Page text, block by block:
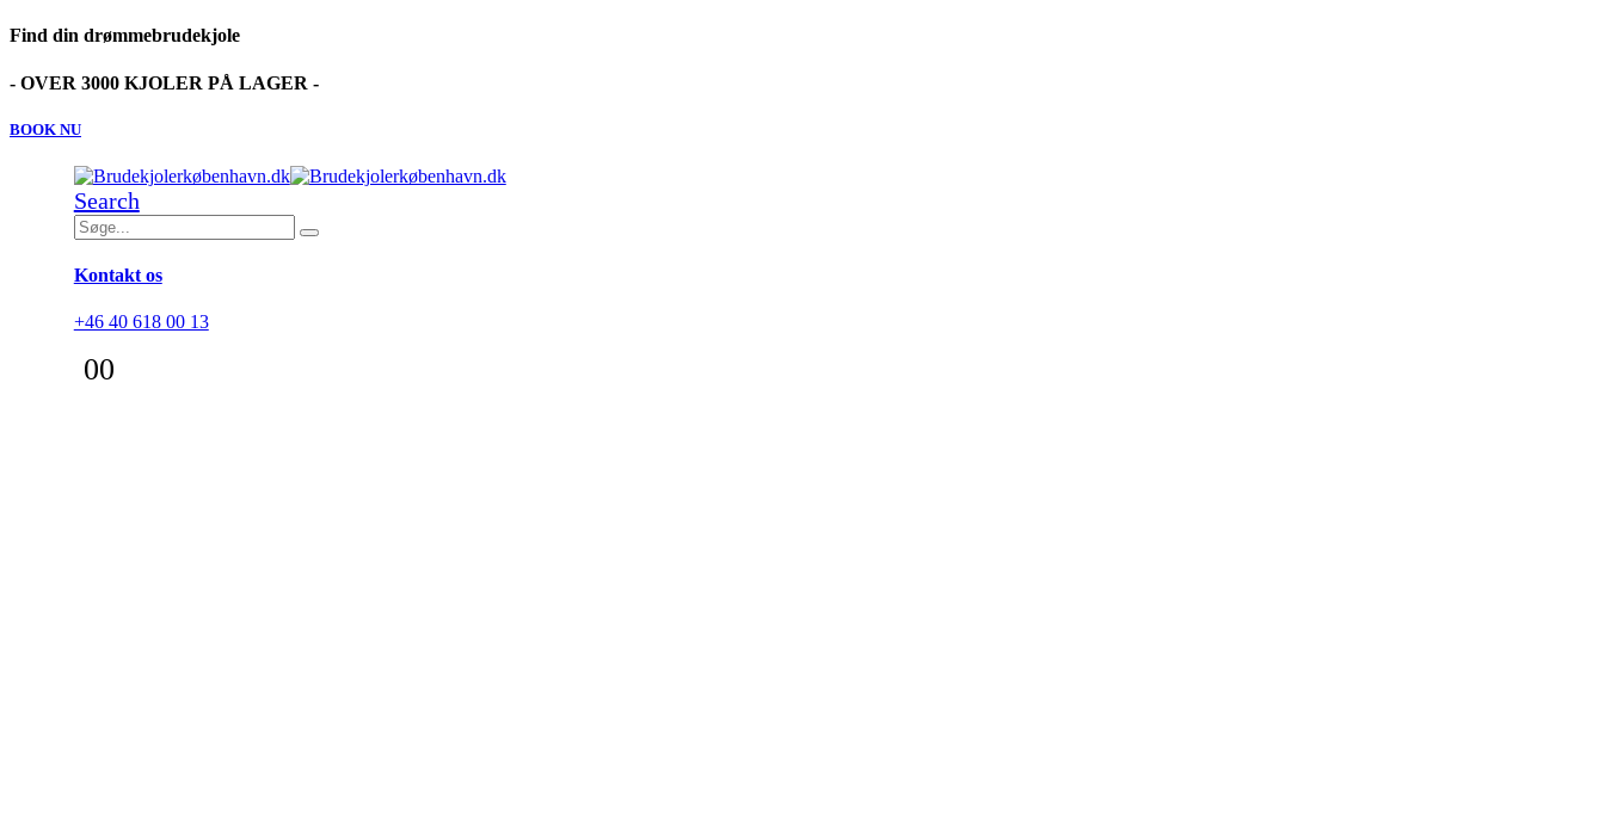
Find din drømmebrudekjole
- OVER 3000 KJOLER PÅ LAGER -
BOOK NU
Search
Kontakt os
+46 40 618 00 13
00